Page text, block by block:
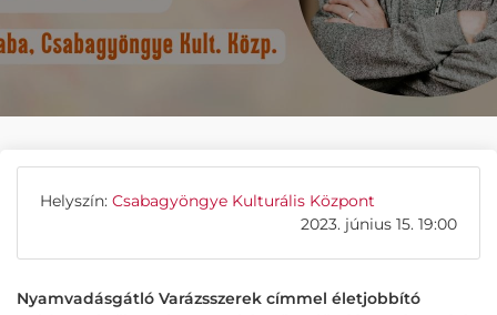
Helyszín: Csabagyöngye Kulturális Központ
2023. június 15. 19:00
Nyamvadásgátló Varázsszerek címmel életjobbító